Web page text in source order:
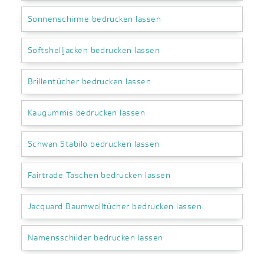
Sonnenschirme bedrucken lassen
Softshelljacken bedrucken lassen
Brillentücher bedrucken lassen
Kaugummis bedrucken lassen
Schwan Stabilo bedrucken lassen
Fairtrade Taschen bedrucken lassen
Jacquard Baumwolltücher bedrucken lassen
Namensschilder bedrucken lassen